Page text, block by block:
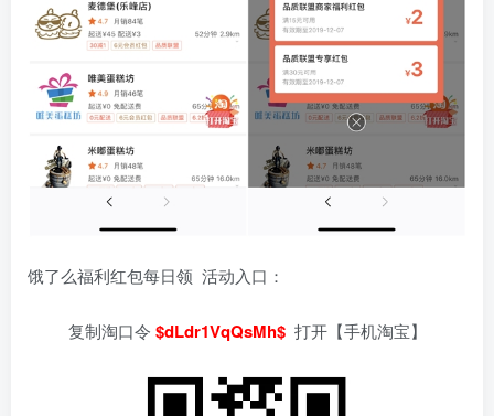
饿了么福利红包每日领 活动入口：
复制淘口令 $dLdr1VqQsMh$打开【手机淘宝】